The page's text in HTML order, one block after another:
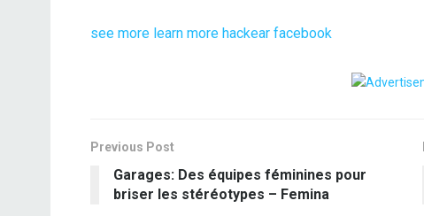
see more learn more hackear facebook
Previous Post
Garages: Des équipes féminines pour
briser les stéréotypes – Femina